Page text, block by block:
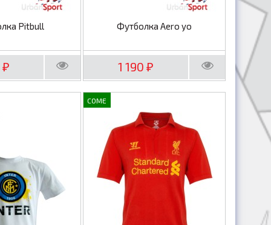
Pitbull
₽
Футболка Aero yo
1 190 ₽
COME